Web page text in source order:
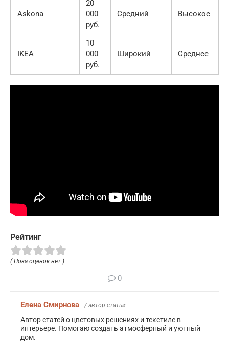
Askona
20
000
руб.
Средний Высокое
IKEA
10
000
руб.
Широкий Среднее
Рейтинг
( Пока оценок нет )
0
Елена Смирнова / автор статьи
Автор статей о цветовых решениях и текстиле в
интерьере. Помогаю создать атмосферный и уютный
дом.